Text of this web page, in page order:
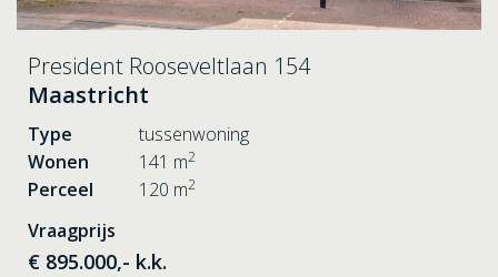
President Rooseveltlaan 154
Maastricht
Type
tussenwoning
Wonen
141 m2
Perceel 120 m2
Vraagprijs
€ 895.000,- k.k.